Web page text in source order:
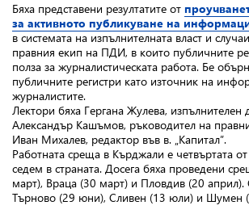
Бяха представени резултатите от
за активното публикуване на
в системата на изпълнителната власт и
правния екип на ПДИ, в които публичните
полза за журналистическата работа. Бе
публичните регистри като източник на
журналистите.
Лектори бяха Гергана Жулева,
Александър Кашъмов, ръководител на
Иван Михалев, редактор във в. „Капитал”.
Работната среща в Кърджали е четвъртата
седем в страната. Досега бяха проведени
март), Враца (30 март) и Пловдив (20 април).
Търново (29 юни), Сливен (13 юли) и Шумен